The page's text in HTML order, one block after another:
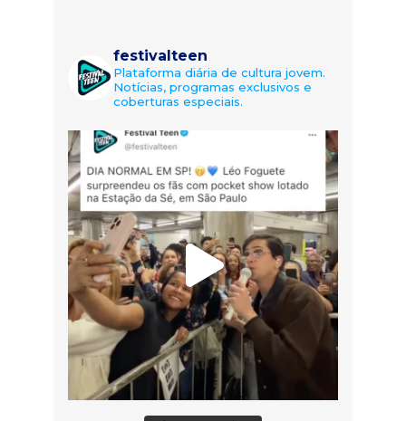
festivalteen
Plataforma diária de cultura jovem.
Notícias, programas exclusivos e
coberturas especiais.